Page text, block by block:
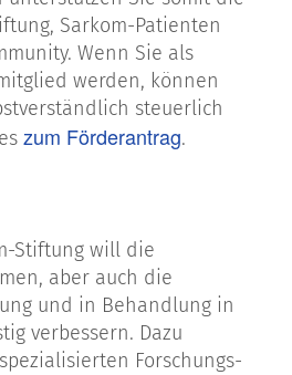
Sarkom-Patienten
Wenn Sie als
werden, können
steuerlich
zum Förderantrag.
Stiftung will die
aber auch die
und in Behandlung in
verbessern. Dazu
Forschungs-